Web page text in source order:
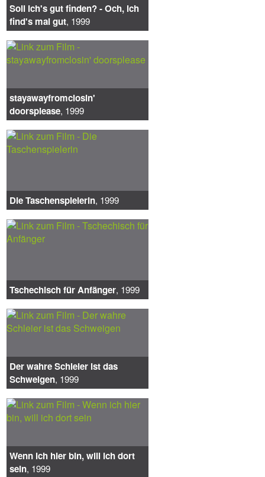
Soll ich's gut finden? - Och, ich
find's mal gut, 1999
stayawayfromclosin'
doorsplease, 1999
Die Taschenspielerin, 1999
Tschechisch für Anfänger, 1999
Der wahre Schleier ist das
Schweigen, 1999
Wenn ich hier bin, will ich dort
sein, 1999